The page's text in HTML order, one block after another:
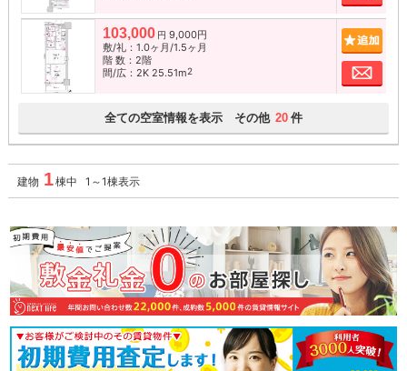
103,000 円 9,000円
敷/礼：1.0ヶ月/1.5ヶ月
階 数：2階
間/広：2K 25.51m2 お
全ての空室情報を表示 その他 20 件
建物 1棟中 1～1棟表示